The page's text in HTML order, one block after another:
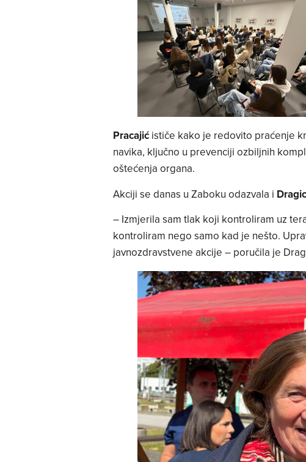
Pracajić ističe kako je redovito praćenje
navika, ključno u prevenciji ozbiljnih
oštećenja organa.
Akciji se danas u Zaboku odazvala i
– Izmjerila sam tlak koji kontroliram uz
kontroliram nego samo kad je nešto.
javnozdravstvene akcije – poručila je